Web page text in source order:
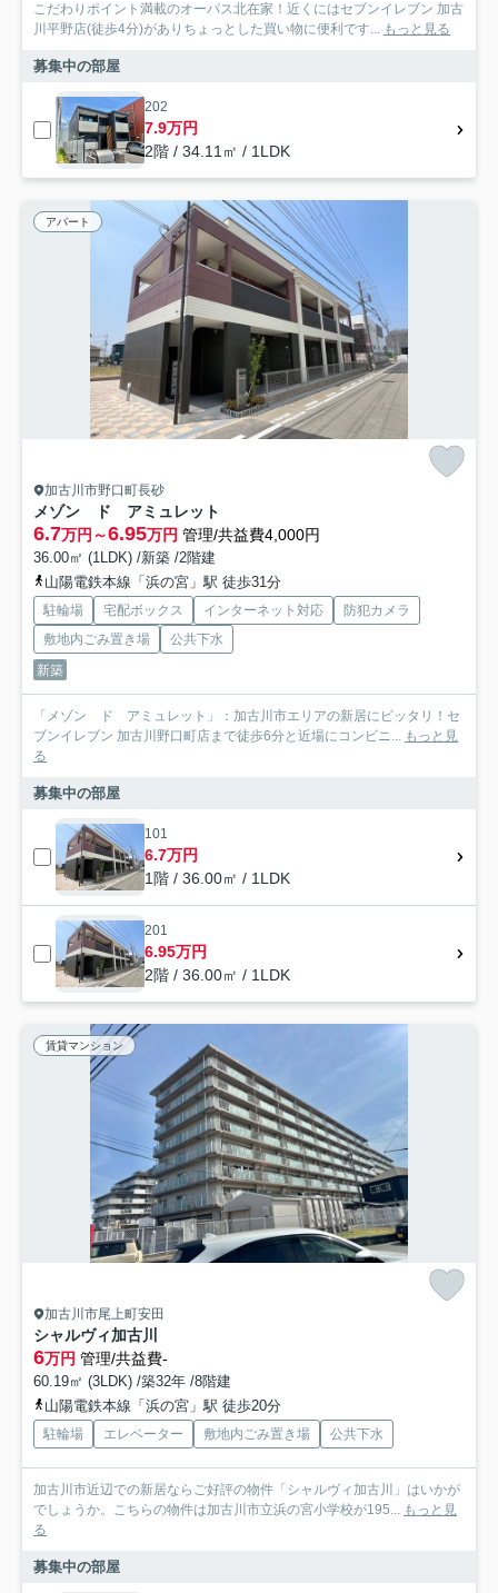
こだわりポイント満載のオーパス北在家！近くにはセブンイレブン 加古
川平野店(徒歩4分)がありちょっとした買い物に便利です... もっと見る
募集中の部屋
202
7.9万円
2階 / 34.11㎡ / 1LDK
アパート
加古川市野口町長砂
メゾン ド アミュレット
6.7万円～6.95万円 管理/共益費4,000円
36.00㎡ (1LDK) /新築 /2階建
山陽電鉄本線「浜の宮」駅 徒歩31分
駐輪場 宅配ボックス インターネット対応
防犯カメラ
敷地内ごみ置き場
公共下水
新築
「メゾン ド アミュレット」：加古川市エリアの新居にピッタリ！セ
ブンイレブン 加古川野口町店まで徒歩6分と近場にコンビニ... もっと見
る
募集中の部屋
101
6.7万円
1階 / 36.00㎡ / 1LDK
201
6.95万円
2階 / 36.00㎡ / 1LDK
賃貸マンション
加古川市尾上町安田
シャルヴィ加古川
6万円 管理/共益費-
60.19㎡ (3LDK) /築32年 /8階建
山陽電鉄本線「浜の宮」駅 徒歩20分
駐輪場 エレベーター 敷地内ごみ置き場 公共下水
加古川市近辺での新居ならご好評の物件「シャルヴィ加古川」はいかが
でしょうか。こちらの物件は加古川市立浜の宮小学校が195... もっと見
る
募集中の部屋